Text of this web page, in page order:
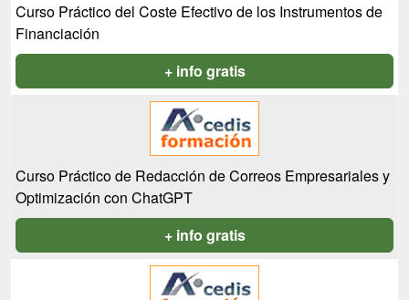
Curso Práctico del Coste Efectivo de los Instrumentos de
Financiación
+ info gratis
Curso Práctico de Redacción de Correos Empresariales y
Optimización con ChatGPT
+ info gratis